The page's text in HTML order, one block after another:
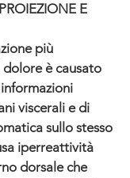
E
più
è causato
viscerali e di
sullo stesso
iperreattività
dorsale che